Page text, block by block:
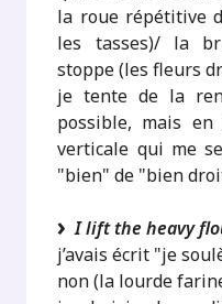
la roue répétitive
les tasses)/ la
stoppe (les fleurs
je tente de la
possible, mais
verticale qui me
"bien" de "bien
I lift the heavy
j’avais écrit "je
non (la lourde